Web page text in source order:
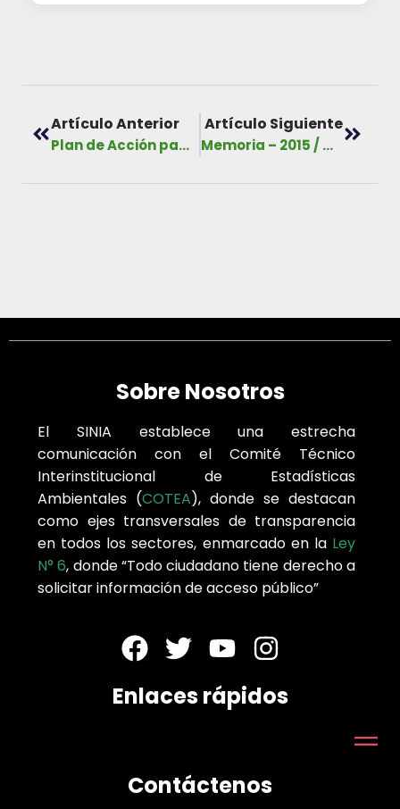
Artículo Anterior
Plan de Acción para el Desarrollo del Turismo Verde en Áreas Protegidas, Año 2016 – 2026
Artículo Siguiente
Memoria – 2015 / MiAMBIENTE
Sobre Nosotros
El SINIA establece una estrecha
comunicación con el Comité Técnico
Interinstitucional de Estadísticas
Ambientales (COTEA), donde se destacan
como ejes transversales de transparencia
en todos los sectores, enmarcado en la Ley
N° 6, donde “Todo ciudadano tiene derecho a
solicitar información de acceso público”
Enlaces rápidos
Contáctenos